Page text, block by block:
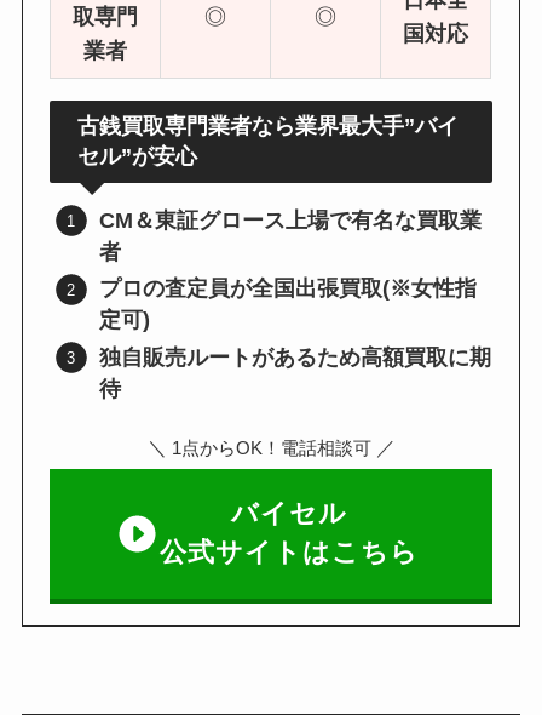
取専門
業者
◎ ◎
国対応
古銭買取専門業者なら業界最大手”バイ
セル”が安心
CM＆東証グロース上場で有名な買取業
者
プロの査定員が全国出張買取(※女性指
定可)
独自販売ルートがあるため高額買取に期
待
＼ 1点からOK！電話相談可／
バイセル
公式サイトはこちら